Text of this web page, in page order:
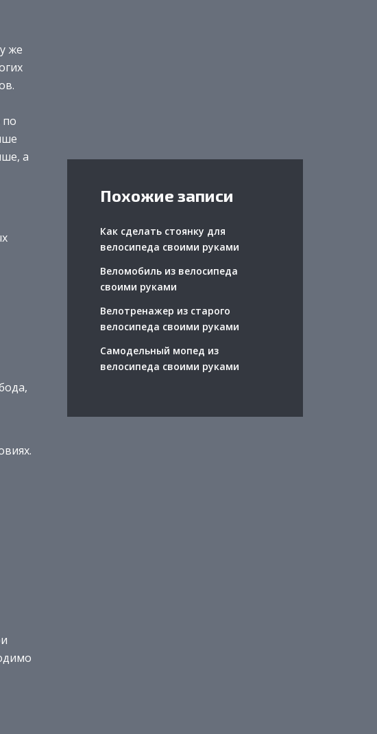
же
по
а
Похожие записи
Как сделать стоянку для
велосипеда своими руками
Веломобиль из велосипеда
своими руками
Велотренажер из старого
велосипеда своими руками
Самодельный мопед из
велосипеда своими руками